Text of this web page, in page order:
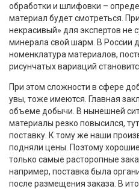
обработки и шлифовки –
материал будет смотреться.
некрасивый» для экспертов не
минерала свой шарм. В России
номенклатура материалов,
рисунчатых вариаций
При этом сложности в сфере
увы, тоже имеются. Главная
объеме добычи. В нынешней
материалы резко повысился,
поставку. К тому же наши
подняли цены. Поэтому
только самые расторопные
например, поставка была
после размещения заказа. В